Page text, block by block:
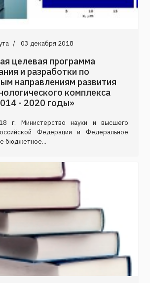
03 декабря 2018
целевая программа
и разработки по
направлениям развития
комплекса
- 2020 годы»
г. Министерство науки и высшего
Федерации и Федеральное
бюджетное...